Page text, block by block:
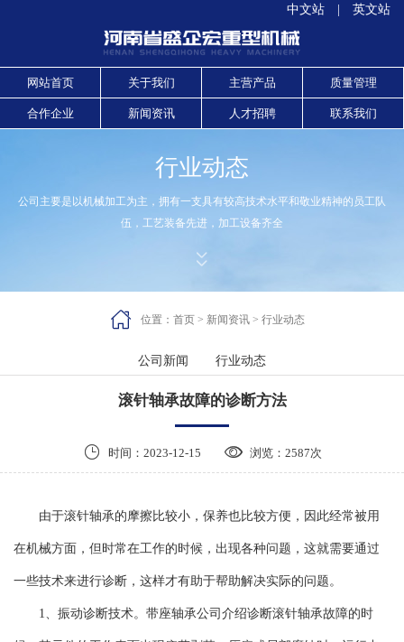
中文站 英文站
网站首页 关于我们 主营产品 质量管理
合作企业 新闻资讯 人才招聘 联系我们
行业动态
公司主要是以机械加工为主，拥有一支具有较高技术水平和敬业精神的员工队
伍，工艺装备先进，加工设备齐全


 位置： 首页> 新闻资讯> 行业动态
公司新闻 行业动态
滚针轴承故障的诊断方法
 时间：2023-12-15  浏览：2587次
由于滚针轴承的摩擦比较小，保养也比较方便，因此经常被用
在机械方面，但时常在工作的时候，出现各种问题，这就需要通过
一些技术来进行诊断，这样才有助于帮助解决实际的问题。
1、振动诊断技术。带座轴承公司介绍诊断滚针轴承故障的时